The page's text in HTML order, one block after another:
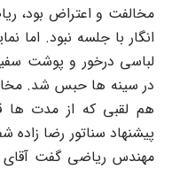
مخالفت و اعتراض بود،
انگار با جلسه نبود. اما
لباسی درخور و پوشت
در سینه ها حبس شد.
هم لقبی که از مدت ها
پیشنهاد سناتور رضا
مهندس ریاضی گفت آقای